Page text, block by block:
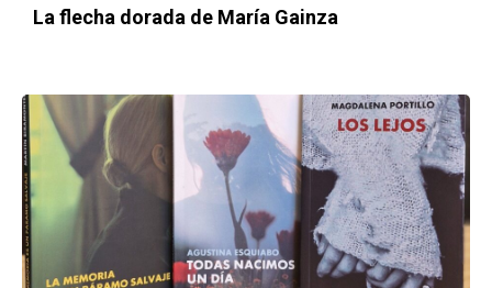
La flecha dorada de María Gainza